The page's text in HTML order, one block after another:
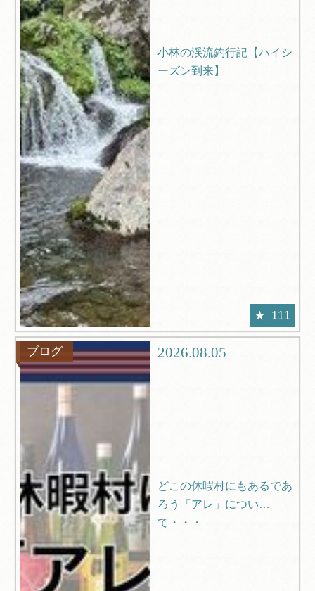
小林の渓流釣行記【ハイシ
ーズン到来】
111
ブログ 2026.08.05
どこの休暇村にもあるであ
ろう「アレ」につい
て・・・